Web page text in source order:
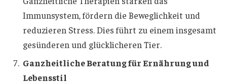
Immunsystem, fördern die Beweglichkeit und
reduzieren Stress. Dies führt zu einem insgesamt
gesünderen und glücklicheren Tier.
Ganzheitliche Beratung für Ernährung und
Lebensstil